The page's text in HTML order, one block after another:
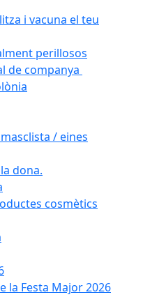
i vacuna el teu
perillosos
de companya
/ eines
dona.
cosmètics
la Festa Major 2026